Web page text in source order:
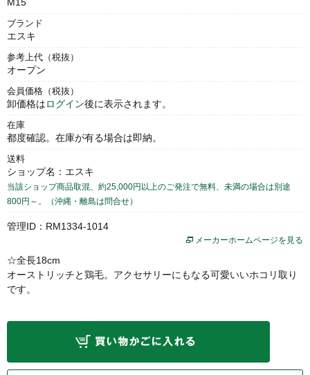
ブランド
エスキ
参考上代（税抜）
オープン
会員価格（税抜）
卸価格はログイン後に表示されます。
在庫
都度確認。在庫が有る場合は即納。
送料
ショップ名：エスキ
当該ショップ商品取混、約25,000円以上のご発注で無料、未満の場合は別途
800円～。（沖縄・離島は問合せ）
管理ID：RM1334-1014
メーカーホームページを見る
☆全長18cm
オーストリッチと鶏毛。アクセサリーにもなる可愛いいホコリ取り
です。